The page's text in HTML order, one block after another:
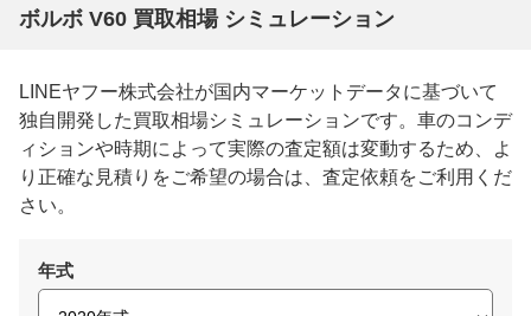
ボルボ V60 買取相場 シミュレーション
LINEヤフー株式会社が国内マーケットデータに基づいて
独自開発した買取相場シミュレーションです。車のコンデ
ィションや時期によって実際の査定額は変動するため、よ
り正確な見積りをご希望の場合は、査定依頼をご利用くだ
さい。
年式